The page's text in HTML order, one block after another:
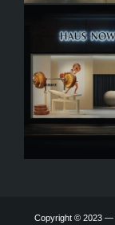
Copyright © 2023 —